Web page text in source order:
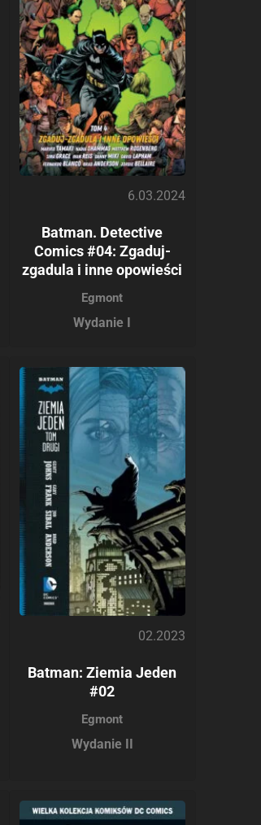
6.03.2024
Batman. Detective
Comics #04: Zgaduj-
zgadula i inne opowieści
Egmont
Wydanie I
02.2023
Batman: Ziemia Jeden
#02
Egmont
Wydanie II